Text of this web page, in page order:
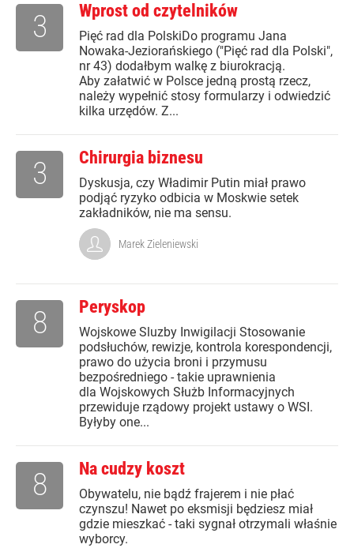
Wprost od czytelników
Pięć rad dla PolskiDo programu Jana
Nowaka-Jeziorańskiego ("Pięć rad dla Polski",
nr 43) dodałbym walkę z biurokracją.
Aby załatwić w Polsce jedną prostą rzecz,
należy wypełnić stosy formularzy i odwiedzić
kilka urzędów. Z...
3
Chirurgia biznesu
Dyskusja, czy Władimir Putin miał prawo
podjąć ryzyko odbicia w Moskwie setek
zakładników, nie ma sensu.
3
Marek Zieleniewski
Peryskop
Wojskowe Sluzby Inwigilacji Stosowanie
podsłuchów, rewizje, kontrola korespondencji,
prawo do użycia broni i przymusu
bezpośredniego - takie uprawnienia
dla Wojskowych Służb Informacyjnych
przewiduje rządowy projekt ustawy o WSI.
Byłyby one...
8
Na cudzy koszt
Obywatelu, nie bądź frajerem i nie płać
czynszu! Nawet po eksmisji będziesz miał
gdzie mieszkać - taki sygnał otrzymali właśnie
wyborcy.
8